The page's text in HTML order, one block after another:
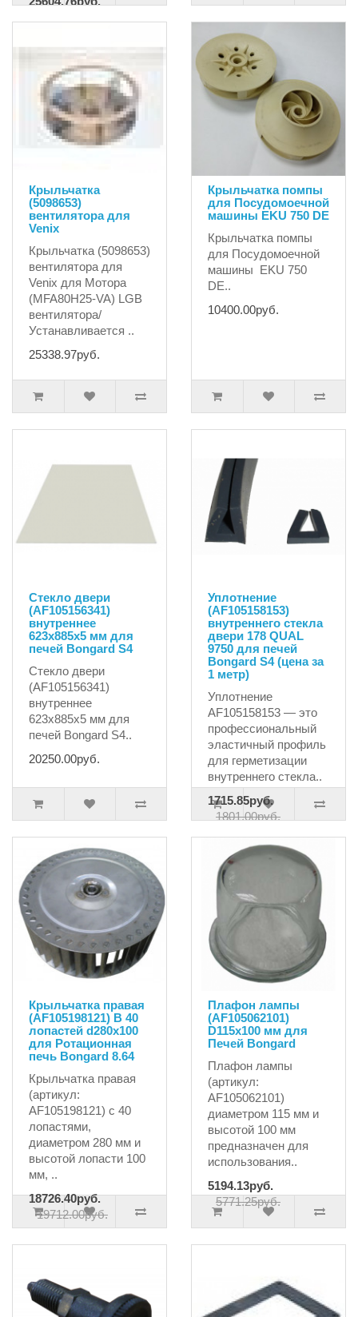
Крыльчатка
(5098653)
вентилятора для
Venix
Крыльчатка (5098653)
вентилятора для
Venix для Мотора
(MFA80H25-VA) LGB
вентилятора/
Устанавливается ..
25338.97руб.
Крыльчатка помпы
для Посудомоечной
машины EKU 750 DE
Крыльчатка помпы
для Посудомоечной
машины EKU 750
DE..
10400.00руб.
Стекло двери
(AF105156341)
внутреннее
623x885x5 мм для
печей Bongard S4
Стекло двери
(AF105156341)
внутреннее
623x885x5 мм для
печей Bongard S4..
20250.00руб.
Уплотнение
(AF105158153)
внутреннего стекла
двери 178 QUAL
9750 для печей
Bongard S4 (цена за
1 метр)
Уплотнение
AF105158153 — это
профессиональный
эластичный профиль
для герметизации
внутреннего стекла..
1715.85руб.
1801.00руб.
Крыльчатка правая
(AF105198121) B 40
лопастей d280x100
для Ротационная
печь Bongard 8.64
Крыльчатка правая
(артикул:
AF105198121) с 40
лопастями,
диаметром 280 мм и
высотой лопасти 100
мм, ..
18726.40руб.
19712.00руб.
Плафон лампы
(AF105062101)
D115x100 мм для
Печей Bongard
Плафон лампы
(артикул:
AF105062101)
диаметром 115 мм и
высотой 100 мм
предназначен для
использования..
5194.13руб.
5771.25руб.